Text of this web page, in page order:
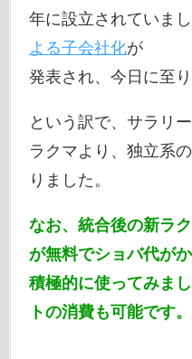
年に設立されていまし
よる子会社化が
発表され、今日に至り
という訳で、サラリ
ラクマより、独立系
りました。
なお、統合後の新ラ
が無料でショバ代が
積極的に使ってみま
トの消費も可能です。